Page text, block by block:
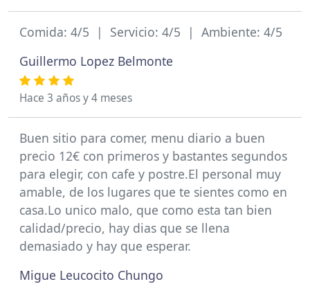
Comida: 4/5 | Servicio: 4/5 | Ambiente: 4/5
Guillermo Lopez Belmonte
Hace 3 años y 4 meses
Buen sitio para comer, menu diario a buen
precio 12€ con primeros y bastantes segundos
para elegir, con cafe y postre.El personal muy
amable, de los lugares que te sientes como en
casa.Lo unico malo, que como esta tan bien
calidad/precio, hay dias que se llena
demasiado y hay que esperar.
Migue Leucocito Chungo